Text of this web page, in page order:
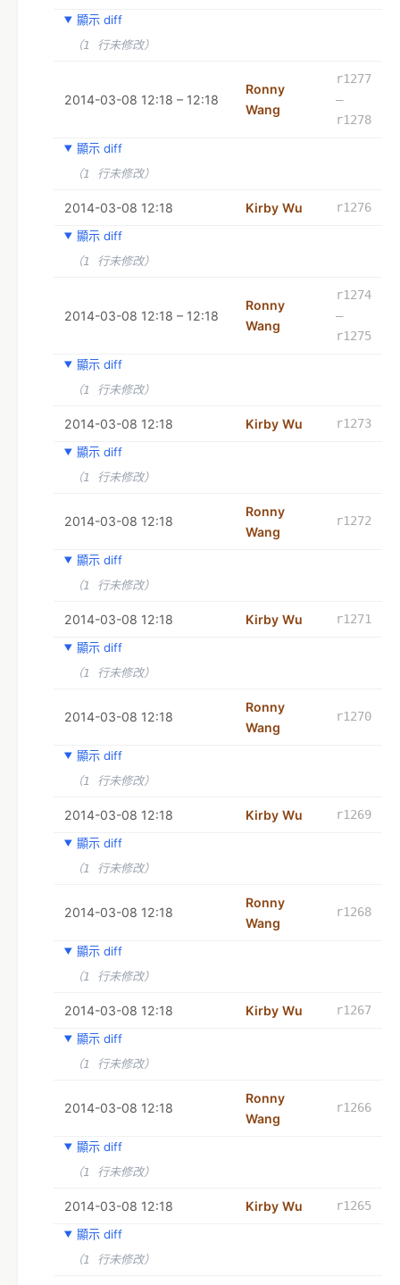
顯示 diff
（1 行未修改）
2014-03-08 12:18 – 12:18
Ronny
Wang
r1277
–
r1278
顯示 diff
（1 行未修改）
2014-03-08 12:18 Kirby Wu
r1276
顯示 diff
（1 行未修改）
2014-03-08 12:18 – 12:18
Ronny
Wang
r1274
–
r1275
顯示 diff
（1 行未修改）
2014-03-08 12:18 Kirby Wu
r1273
顯示 diff
（1 行未修改）
2014-03-08 12:18
Ronny
Wang
r1272
顯示 diff
（1 行未修改）
2014-03-08 12:18 Kirby Wu
r1271
顯示 diff
（1 行未修改）
2014-03-08 12:18
Ronny
Wang
r1270
顯示 diff
（1 行未修改）
2014-03-08 12:18 Kirby Wu
r1269
顯示 diff
（1 行未修改）
2014-03-08 12:18
Ronny
Wang
r1268
顯示 diff
（1 行未修改）
2014-03-08 12:18 Kirby Wu
r1267
顯示 diff
（1 行未修改）
2014-03-08 12:18
Ronny
Wang
r1266
顯示 diff
（1 行未修改）
2014-03-08 12:18 Kirby Wu
r1265
顯示 diff
（1 行未修改）